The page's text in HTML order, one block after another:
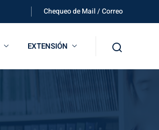
Chequeo de Mail / Correo
EXTENSIÓN